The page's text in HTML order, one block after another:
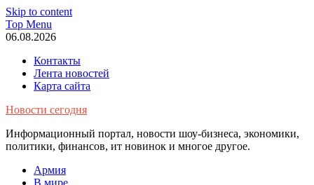
Skip to content
Top Menu
06.08.2026
Контакты
Лента новостей
Карта сайта
Новости сегодня
Информационный портал, новости шоу-бизнеса, экономики,
политики, финансов, ит новинок и многое другое.
Армия
В мире